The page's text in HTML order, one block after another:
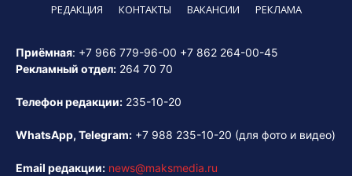
РЕДАКЦИЯ КОНТАКТЫ ВАКАНСИИ РЕКЛАМА
Приёмная: +7 966 779-96-00 +7 862 264-00-45
Рекламный отдел: 264 70 70
Телефон редакции: 235-10-20
WhatsApp, Telegram: +7 988 235-10-20 (для фото и видео)
Email редакции: news@maksmedia.ru